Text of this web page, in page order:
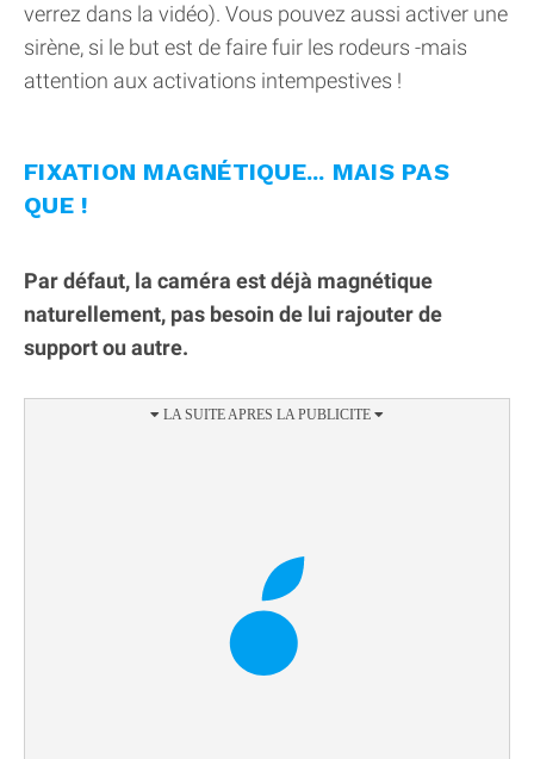
verrez dans la vidéo). Vous pouvez aussi activer une
sirène, si le but est de faire fuir les rodeurs -mais
attention aux activations intempestives !
FIXATION MAGNÉTIQUE... MAIS PAS
QUE !
Par défaut, la caméra est déjà magnétique
naturellement, pas besoin de lui rajouter de
support ou autre.